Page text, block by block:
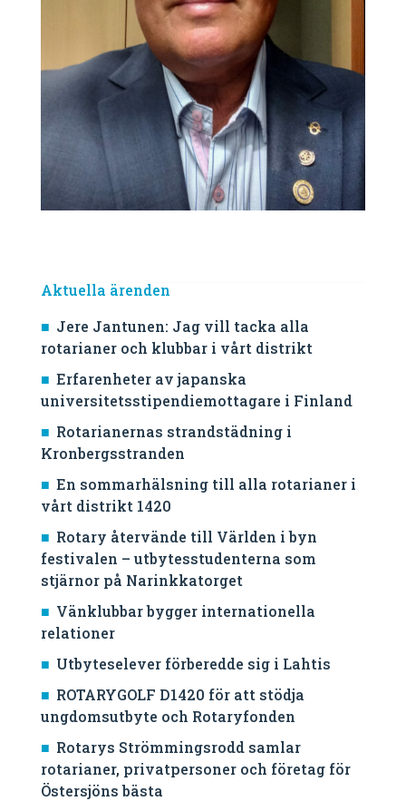
Aktuella ärenden
Jere Jantunen: Jag vill tacka alla
rotarianer och klubbar i vårt distrikt
Erfarenheter av japanska
universitetsstipendiemottagare i Finland
Rotarianernas strandstädning i
Kronbergsstranden
En sommarhälsning till alla rotarianer i
vårt distrikt 1420
Rotary återvände till Världen i byn
festivalen – utbytesstudenterna som
stjärnor på Narinkkatorget
Vänklubbar bygger internationella
relationer
Utbyteselever förberedde sig i Lahtis
ROTARYGOLF D1420 för att stödja
ungdomsutbyte och Rotaryfonden
Rotarys Strömmingsrodd samlar
rotarianer, privatpersoner och företag för
Östersjöns bästa